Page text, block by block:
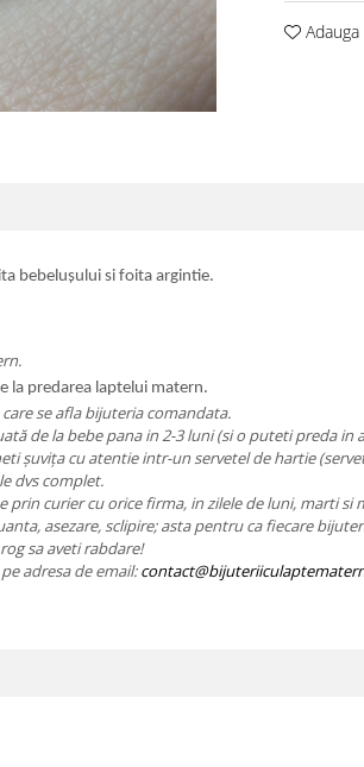
bebelușului si foita argintie.
la predarea laptelui matern.
se afla bijuteria comandata.
de la bebe pana in 2-3 luni (si o puteti preda
șuvița cu atentie intr-un servetel de hartie
dvs complet.
curier cu orice firma, in zilele de luni, marti si
asezare, sclipire; asta pentru ca fiecare
sa aveti rabdare!
adresa de email: